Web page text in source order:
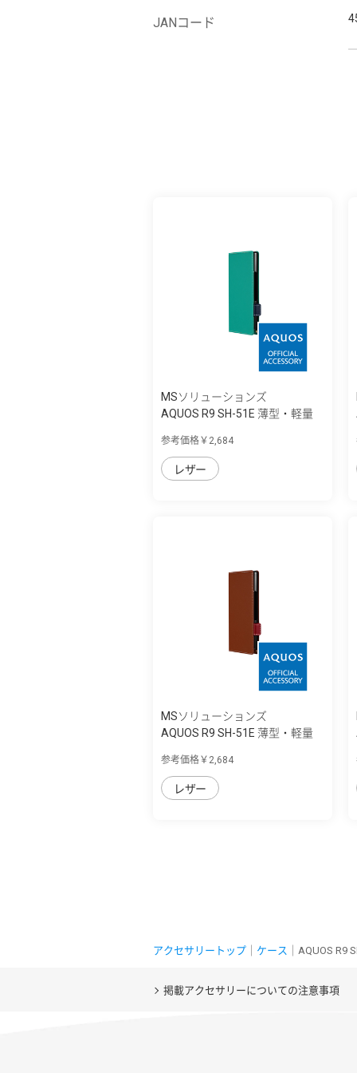
JANコード
MSソリューションズ
AQUOS R9 SH-51E 薄型・軽量
参考価格￥2,684
レザー
MSソリューションズ
AQUOS R9 SH-51E 薄型・軽量
参考価格￥2,684
レザー
アクセサリートップ ケース ｜AQUOS
掲載アクセサリーについての注意事項